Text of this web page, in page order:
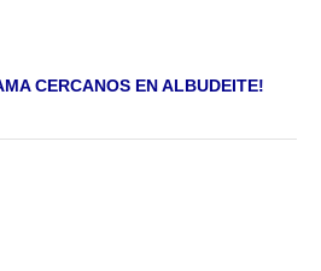
CERCANOS EN ALBUDEITE!